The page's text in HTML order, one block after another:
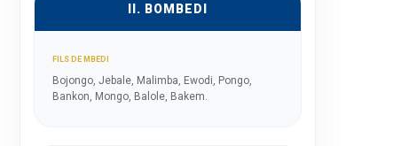
II. BOMBEDI
FILS DE MBEDI
Bojongo, Jebale, Malimba, Ewodi, Pongo,
Bankon, Mongo, Balole, Bakem.